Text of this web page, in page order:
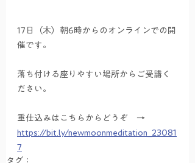
17日（木）朝6時からのオンラインでの開
催です。
落ち付ける座りやすい場所からご受講く
ださい。
重仕込みはこちらからどうぞ　→
https://bit.ly/newmoonmeditation_23081
7
タグ：